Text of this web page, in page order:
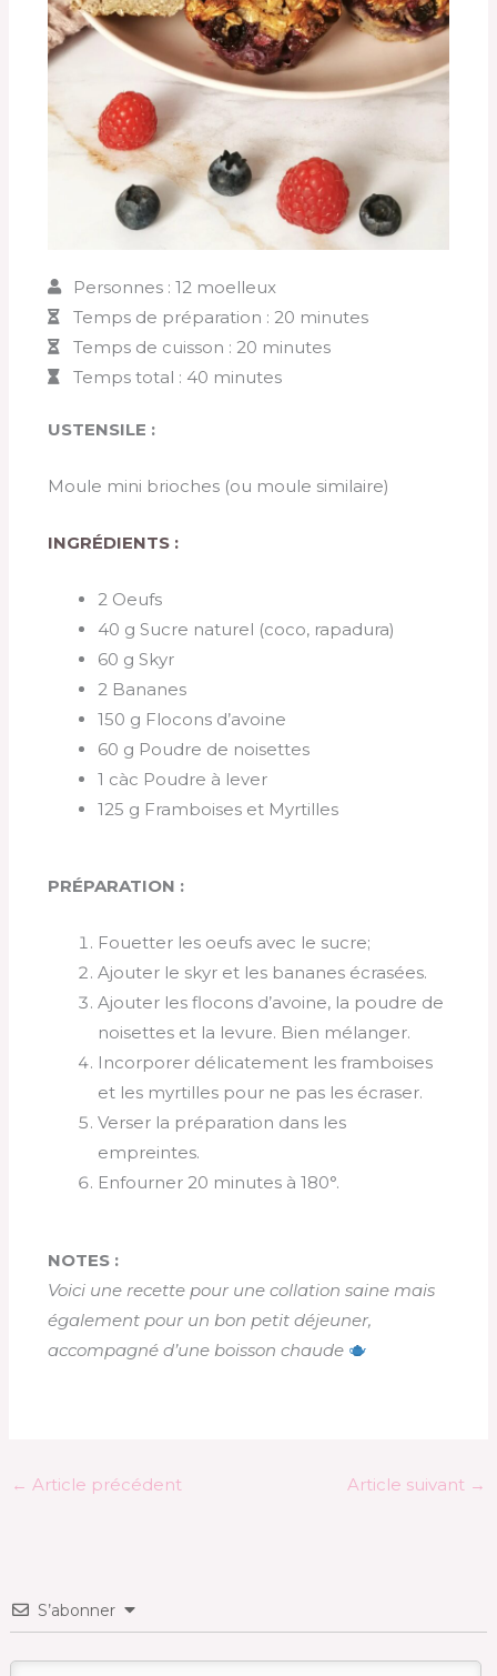
Personnes : 12 moelleux
Temps de préparation : 20 minutes
Temps de cuisson : 20 minutes
Temps total : 40 minutes
USTENSILE :
Moule mini brioches (ou moule similaire)
INGRÉDIENTS :
2 Oeufs
40 g Sucre naturel (coco, rapadura)
60 g Skyr
2 Bananes
150 g Flocons d’avoine
60 g Poudre de noisettes
1 càc Poudre à lever
125 g Framboises et Myrtilles
PRÉPARATION :
Fouetter les oeufs avec le sucre;
Ajouter le skyr et les bananes écrasées.
Ajouter les flocons d’avoine, la poudre de
noisettes et la levure. Bien mélanger.
Incorporer délicatement les framboises
et les myrtilles pour ne pas les écraser.
Verser la préparation dans les
empreintes.
Enfourner 20 minutes à 180°.
NOTES :
Voici une recette pour une collation saine mais
également pour un bon petit déjeuner,
accompagné d’une boisson chaude
← Article précédent Article suivant →
S’abonner